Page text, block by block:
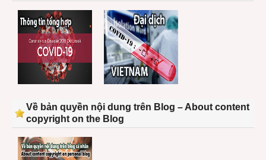
Về bản quyền nội dung trên Blog – About content
copyright on the Blog